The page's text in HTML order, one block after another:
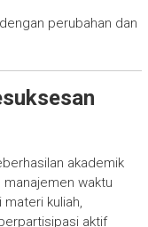
perubahan dan
akademik
waktu
kuliah,
aktif